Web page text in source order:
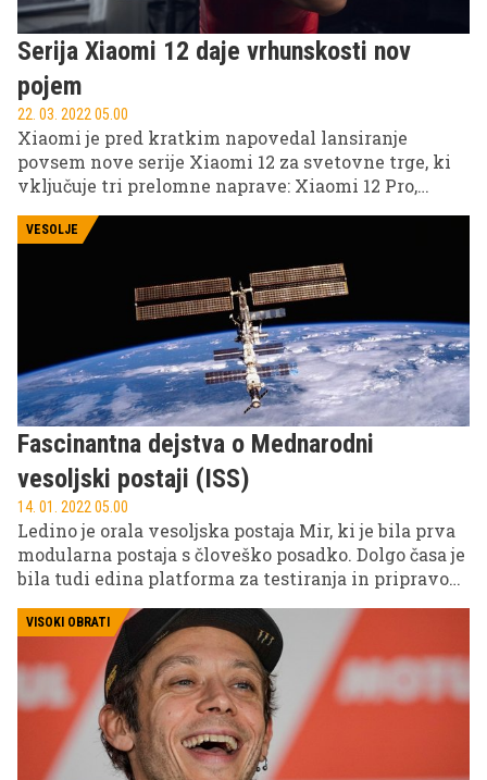
Serija Xiaomi 12 daje vrhunskosti nov
pojem
22. 03. 2022 05.00
Xiaomi je pred kratkim napovedal lansiranje
povsem nove serije Xiaomi 12 za svetovne trge, ki
vključuje tri prelomne naprave: Xiaomi 12 Pro,
VESOLJE
Fascinantna dejstva o Mednarodni
vesoljski postaji (ISS)
14. 01. 2022 05.00
Ledino je orala vesoljska postaja Mir, ki je bila prva
modularna postaja s človeško posadko. Dolgo časa je
bila tudi edina platforma za testiranja in pripravo
dolgotrajnejšega dela in življenja v vesolju. Znanja,
ki so jih astronavti pridobili, so pripomogla k
izboljšanju Mednarodne vesoljske postaje (ISS), ki
velja za najbolj kompleksen in največji tehnološki
dosežek v zgodovini človeštva. Laboratorij 400
kilometrov nad nami je do zdaj pogotnil že pribl. 150
milijard evrov.
VISOKI OBRATI